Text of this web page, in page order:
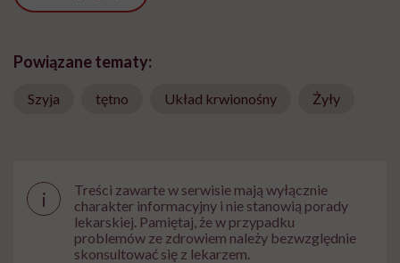
Powiązane tematy:
Szyja tętno Układ krwionośny Żyły
i
Treści zawarte w serwisie mają wyłącznie
charakter informacyjny i nie stanowią porady
lekarskiej. Pamiętaj, że w przypadku
problemów ze zdrowiem należy bezwzględnie
skonsultować się z lekarzem.